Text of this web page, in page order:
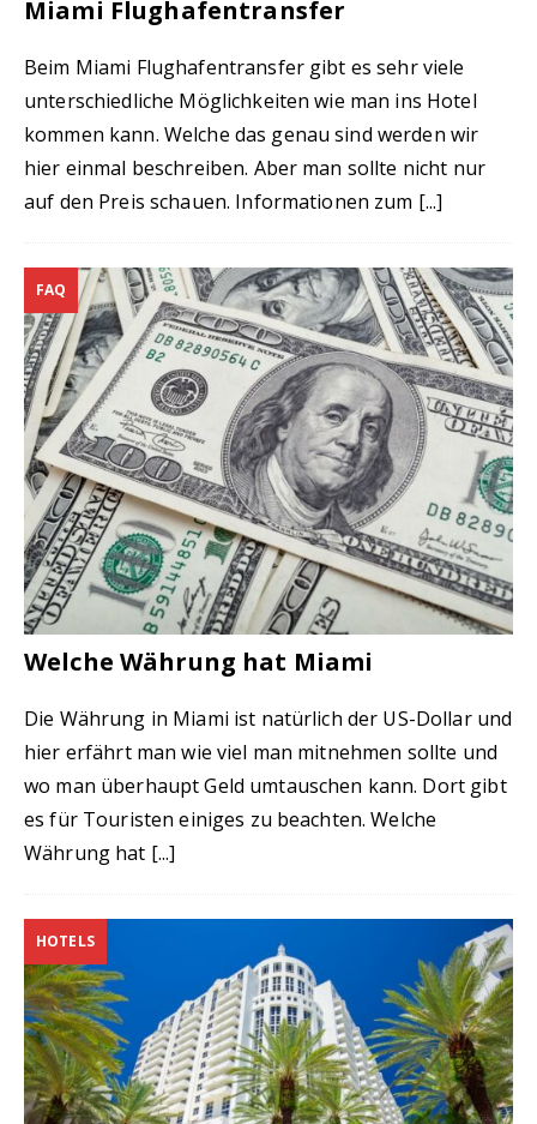
Miami Flughafentransfer
Beim Miami Flughafentransfer gibt es sehr viele
unterschiedliche Möglichkeiten wie man ins Hotel
kommen kann. Welche das genau sind werden wir
hier einmal beschreiben. Aber man sollte nicht nur
auf den Preis schauen. Informationen zum [...]
Welche Währung hat Miami
FAQ
Die Währung in Miami ist natürlich der US-Dollar und
hier erfährt man wie viel man mitnehmen sollte und
wo man überhaupt Geld umtauschen kann. Dort gibt
es für Touristen einiges zu beachten. Welche
Währung hat [...]
HOTELS